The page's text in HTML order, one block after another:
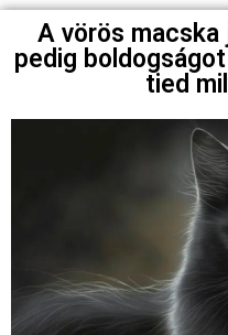
A vörös
pedig
tied